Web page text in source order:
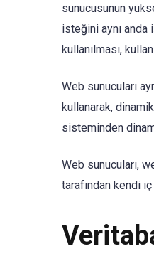
sunucusunun
isteğini aynı anda
kullanılması,
Web sunucuları
kullanarak,
sisteminden
Web sunucuları,
tarafından kendi